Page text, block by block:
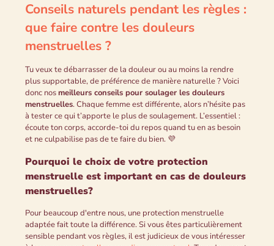
Conseils naturels pendant les règles :
que faire contre les douleurs
menstruelles ?
Tu veux te débarrasser de la douleur ou au moins la rendre
plus supportable, de préférence de manière naturelle ? Voici
donc nosmeilleurs conseils pour soulager les douleurs
menstruelles. Chaque femme est différente, alors n’hésite pas
à tester ce qui t’apporte le plus de soulagement. L’essentiel :
écoute ton corps, accorde-toi du repos quand tu en as besoin
et ne culpabilise pas de te faire du bien. 💜
Pourquoi le choix de votre protection
menstruelle est important en cas de douleurs
menstruelles?
Pour beaucoup d'entre nous, une protection menstruelle
adaptée fait toute la différence. Si vous êtes particulièrement
sensible pendant vos règles, il est judicieux de vous intéresser